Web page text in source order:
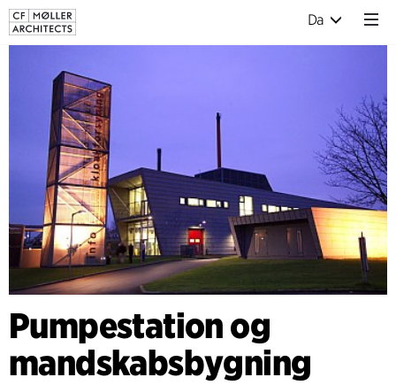
Da
Pumpestation og
mandskabsbygning